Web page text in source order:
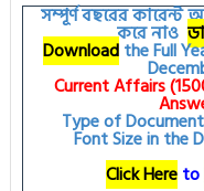
সম্পূর্ণ বছরের কারেন্ট
করে নাও
Downloadthe Full
Current Affairs
Type of
Font Size in the
Click Hereto